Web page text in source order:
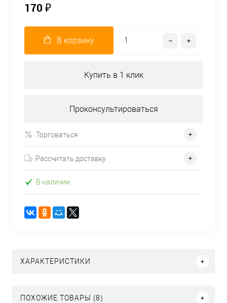
170 ₽
В корзину
Купить в 1 клик
Проконсультироваться
Торговаться
Рассчитать доставку
В наличии
ХАРАКТЕРИСТИКИ
ПОХОЖИЕ ТОВАРЫ (8)